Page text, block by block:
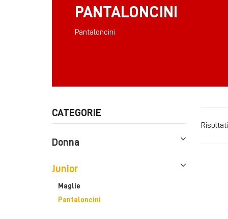
PANTALONCINI
Pantaloncini
CATEGORIE
Donna
Junior
Maglie
Pantaloncini